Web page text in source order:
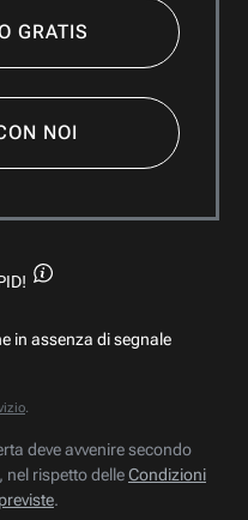
GRATIS
NOI
in assenza di segnale
.
deve avvenire secondo
nel rispetto delleCondizioni
.